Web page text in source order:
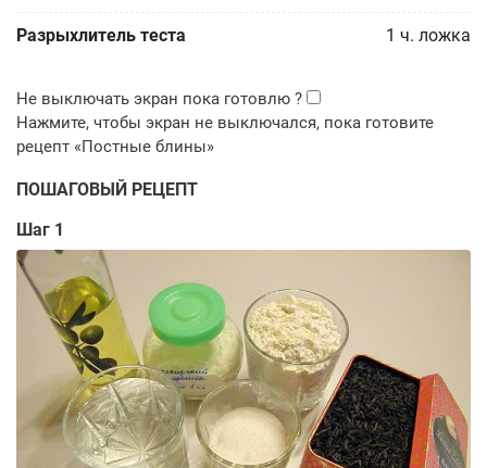
Разрыхлитель теста 1 ч. ложка
ПОШАГОВЫЙ РЕЦЕПТ
Шаг 1